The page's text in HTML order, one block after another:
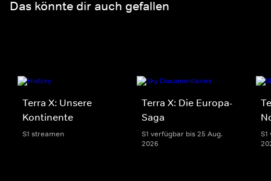
Das könnte dir auch gefallen
Terra X: Unsere
Kontinente
S1 streamen
Terra X: Die Europa-
Saga
S1 verfügbar bis 25 Aug.
2026